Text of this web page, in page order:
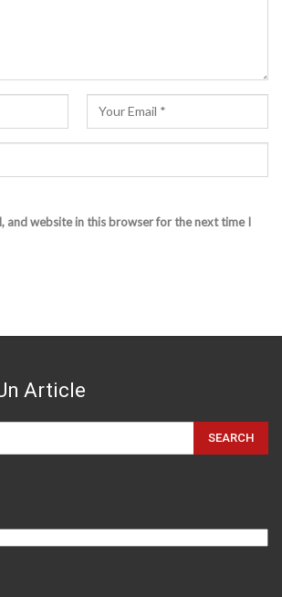
and website in this browser for the next time I
Article